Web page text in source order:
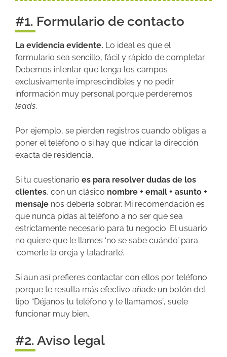
#1. Formulario de contacto
La evidencia evidente. Lo ideal es que el
formulario sea sencillo, fácil y rápido de completar.
Debemos intentar que tenga los campos
exclusivamente imprescindibles y no pedir
información muy personal porque perderemos
leads.
Por ejemplo, se pierden registros cuando obligas a
poner el teléfono o si hay que indicar la dirección
exacta de residencia.
Si tu cuestionario es para resolver dudas de los
clientes, con un clásico nombre + email + asunto +
mensaje nos debería sobrar. Mi recomendación es
que nunca pidas al teléfono a no ser que sea
estrictamente necesario para tu negocio. El usuario
no quiere que le llames ‘no se sabe cuándo’ para
‘comerle la oreja y taladrarle’.
Si aun así prefieres contactar con ellos por teléfono
porque te resulta más efectivo añade un botón del
tipo “Déjanos tu teléfono y te llamamos”, suele
funcionar muy bien.
#2. Aviso legal